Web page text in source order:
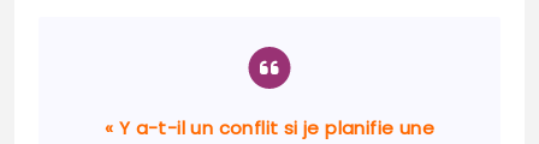
« Y a-t-il un conflit si je planifie une